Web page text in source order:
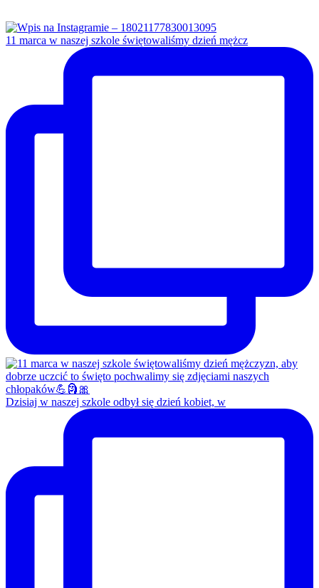
11 marca w naszej szkole świętowaliśmy dzień mężcz
Dzisiaj w naszej szkole odbył się dzień kobiet, w